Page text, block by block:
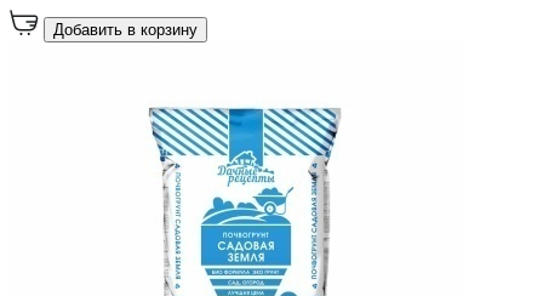
Добавить в корзину